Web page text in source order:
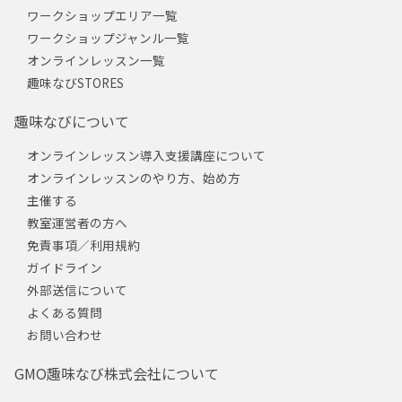
ワークショップエリア一覧
ワークショップジャンル一覧
オンラインレッスン一覧
趣味なびSTORES
趣味なびについて
オンラインレッスン導入支援講座について
オンラインレッスンのやり方、始め方
主催する
教室運営者の方へ
免責事項／利用規約
ガイドライン
外部送信について
よくある質問
お問い合わせ
GMO趣味なび株式会社について